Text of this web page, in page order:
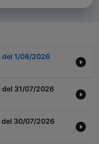
del 1/08/2026
del 31/07/2026
del 30/07/2026